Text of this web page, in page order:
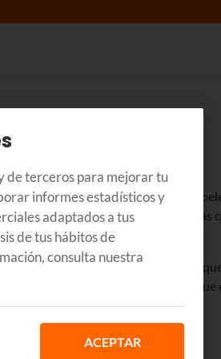
rápido, sin visitas de técnicos ni
sobre todo si los precios y las
y a los pequeños empresarios
de Euskaltel LUZ y GAS en la
potencia máxima de 15 kW.
de terceros para mejorar tu
informes estadísticos y
adaptados a tus
de tus hábitos de
consulta nuestra
ACEPTAR